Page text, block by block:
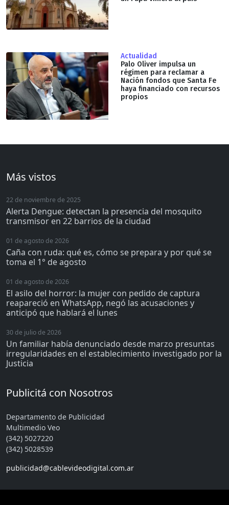
Actualidad
Palo Oliver impulsa un
régimen para reclamar a
Nación fondos que Santa Fe
haya financiado con recursos
propios
Más vistos
22 de noviembre de 2025
Alerta Dengue: detectan la presencia del mosquito
transmisor en 22 barrios de la ciudad
01 de agosto de 2026
Caña con ruda: qué es, cómo se prepara y por qué se
toma el 1° de agosto
01 de agosto de 2026
El asilo del horror: la mujer con pedido de captura
reapareció en WhatsApp, negó las acusaciones y
anticipó que hablará el lunes
30 de julio de 2026
Un familiar había denunciado desde marzo presuntas
irregularidades en el establecimiento investigado por la
Justicia
Publicitá con Nosotros
Departamento de Publicidad
Multimedio Veo
(342) 5027220
(342) 5028539
publicidad@cablevideodigital.com.ar